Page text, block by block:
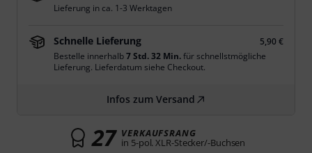
Lieferung in ca. 1-3 Werktagen
Schnelle Lieferung
5,90 €
Bestelle innerhalb7 Std. 32 Min.für schnellstmögliche
Lieferung. Lieferdatum siehe Checkout.
Infos zum Versand
27 VERKAUFSRANG
in 5-pol. XLR-Stecker/-Buchsen